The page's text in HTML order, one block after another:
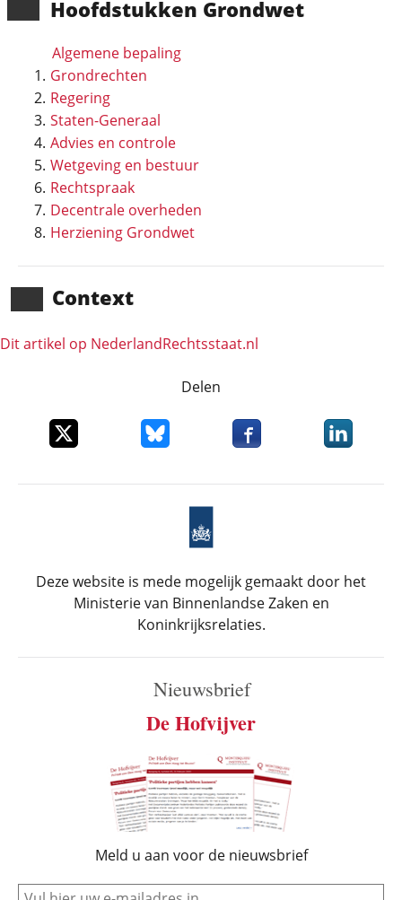
Hoofd­stukken Grondwet
Algemene bepaling
Grondrechten
Regering
Staten-Generaal
Advies en controle
Wetgeving en bestuur
Rechtspraak
Decentrale overheden
Herziening Grondwet
Context
Dit artikel op NederlandRechts­staat.nl
Delen
Deel dit item op XDeel dit item op Bluesky
Deel dit item opDeel dit
Deze website is mede mogelijk gemaakt door het
Ministerie van Binnenlandse Zaken en
Koninkrijksrelaties.
Nieuwsbrief
De Hofvijver
Meld u aan voor de nieuwsbrief
e-mail